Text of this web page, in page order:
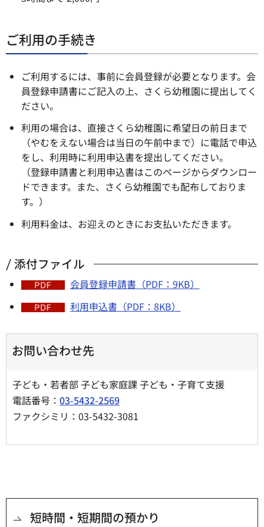
ご利用の手続き
ご利用するには、事前に会員登録が必要となります。会
員登録申請書にご記入の上、さくら幼稚園に提出してく
ださい。
利用の場合は、直接さくら幼稚園に希望日の前日まで
（やむをえない場合は当日の午前中まで）に電話で申込
をし、利用時に利用申込書を提出してください。
（登録申請書と利用申込書はこのページからダウンロー
ドできます。また、さくら幼稚園でも配布しておりま
す。）
利用料金は、お迎えのときにお支払いただきます。
添付ファイル
会員登録申請書（PDF：9KB）
利用申込書（PDF：8KB）
お問い合わせ先
子ども・若者部 子ども家庭課 子ども・子育て支援
電話番号： 03-5432-2569
ファクシミリ：03-5432-3081
短時間・短期間の預かり